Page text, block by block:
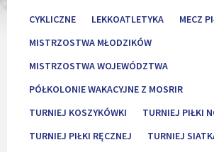
CYKLICZNE
LEKKOATLETYKA
MECZ
MISTRZOSTWA MŁODZIKÓW
MISTRZOSTWA WOJEWÓDZTWA
PÓŁKOLONIE WAKACYJNE Z MOSRIR
TURNIEJ KOSZYKÓWKI
TURNIEJ PIŁKI
TURNIEJ PIŁKI RĘCZNEJ
TURNIEJ